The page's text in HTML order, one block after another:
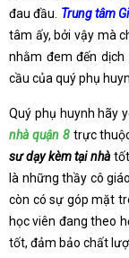
đau đầu. Trung tâm
tâm ấy, bởi vậy mà
nhằm đem đến dịch
cầu của quý phụ
Quý phụ huynh hãy
nhà quận 8trực
sư dạy kèm tại nhà
là những thầy cô
còn có sự góp mặt
học viên đang theo
tốt, đảm bảo chất